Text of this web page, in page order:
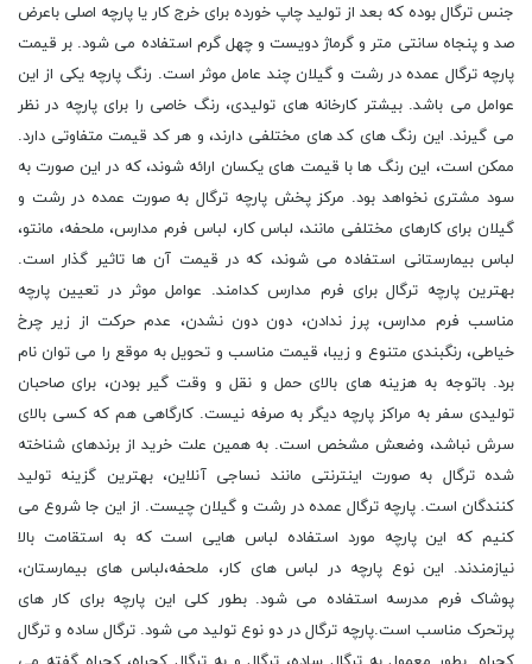
جنس ترگال بوده که بعد از تولید چاپ خورده برای خرج کار یا پارچه اصلی باعرض
صد و پنجاه سانتی متر و گرماژ دویست و چهل گرم استفاده می شود. بر قیمت
پارچه ترگال عمده در رشت و گیلان چند عامل موثر است. رنگ پارچه یکی از این
عوامل می باشد. بیشتر کارخانه های تولیدی، رنگ خاصی را برای پارچه در نظر
می گیرند. این رنگ های کد های مختلفی دارند، و هر کد قیمت متفاوتی دارد.
ممکن است، این رنگ ها با قیمت های یکسان ارائه شوند، که در این صورت به
سود مشتری نخواهد بود. مرکز پخش پارچه ترگال به صورت عمده در رشت و
گیلان برای کارهای مختلفی مانند، لباس کار، لباس فرم مدارس، ملحفه، مانتو،
لباس بیمارستانی استفاده می شوند، که در قیمت آن ها تاثیر گذار است.
بهترین پارچه ترگال برای فرم مدارس کدامند. عوامل موثر در تعیین پارچه
مناسب فرم مدارس، پرز ندادن، دون دون نشدن، عدم حرکت از زیر چرخ
خیاطی، رنگبندی متنوع و زیبا، قیمت مناسب و تحویل به موقع را می توان نام
برد. باتوجه به هزینه های بالای حمل و نقل و وقت گیر بودن، برای صاحبان
تولیدی سفر به مراکز پارچه دیگر به صرفه نیست. کارگاهی هم که کسی بالای
سرش نباشد، وضعش مشخص است. به همین علت خرید از برندهای شناخته
شده ترگال به صورت اینترنتی مانند نساجی آنلاین، بهترین گزینه تولید
کنندگان است. پارچه ترگال عمده در رشت و گیلان چیست. از این جا شروع می
کنیم که این پارچه مورد استفاده لباس هایی است که به استقامت بالا
نیازمندند. این نوع پارچه در لباس های کار، ملحفه،لباس های بیمارستان،
پوشاک فرم مدرسه استفاده می شود. بطور کلی این پارچه برای کار های
پرتحرک مناسب است.پارچه ترگال در دو نوع تولید می شود. ترگال ساده و ترگال